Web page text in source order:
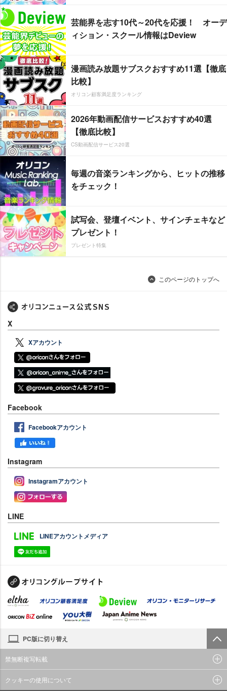
芸能界を志す10代～20代を応援！ オーデ
ィション・スクール情報はDeview
漫画読み放題サブスクおすすめ11選【徹底
比較】
オリコン顧客満足度ランキング
2026年動画配信サービスおすすめ40選
【徹底比較】
CS動画配信サービス20選
毎週の音楽ランキングから、ヒットの推移
をチェック！
試写会、登壇イベント、サインチェキなど
プレゼント！
プレゼント特集
このページのトップへ
X
Xアカウント
Facebook
Facebookアカウント
Instagram
Instagramアカウント
LINE
LINEアカウントメディア
PC版に切り替え
禁無断複写転載
クッキーの使用について